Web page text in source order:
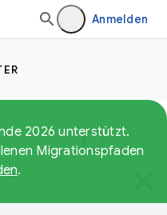
Anmelden
2026 unterstützt.
Migrationspfaden
.